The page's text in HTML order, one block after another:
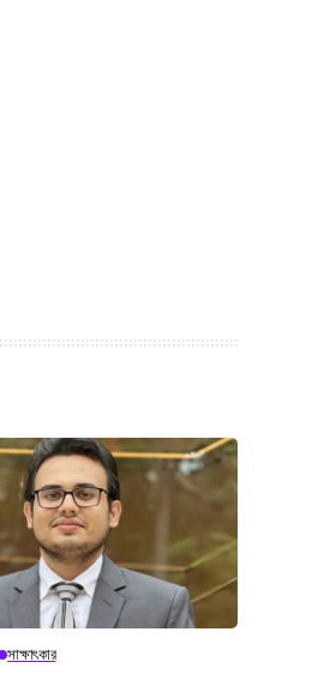
সাক্ষাৎকার